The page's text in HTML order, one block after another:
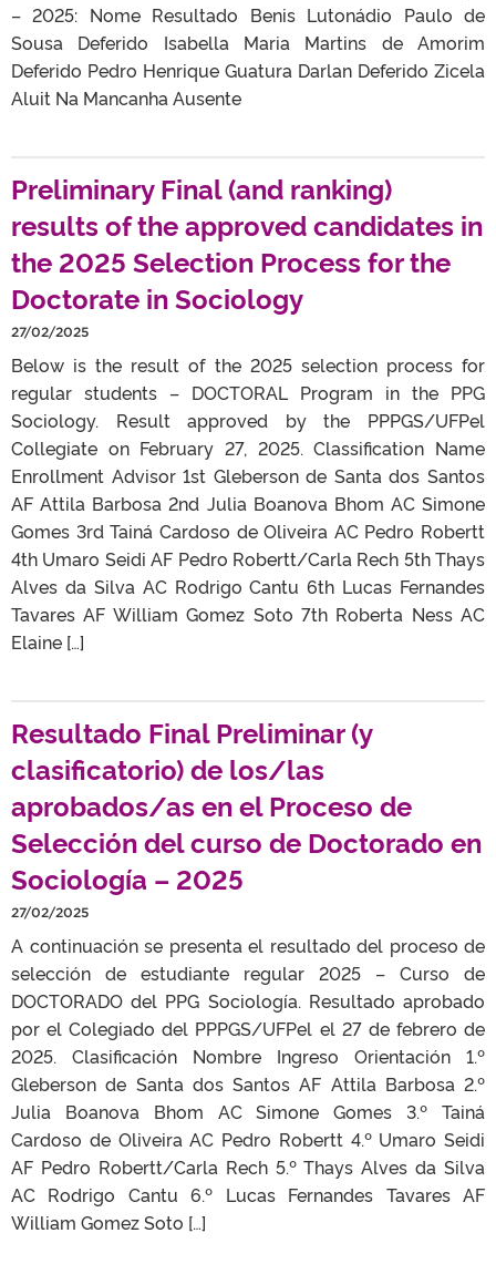
– 2025: Nome Resultado Benis Lutonádio Paulo de
Sousa Deferido Isabella Maria Martins de Amorim
Deferido Pedro Henrique Guatura Darlan Deferido Zicela
Aluit Na Mancanha Ausente
Preliminary Final (and ranking)
results of the approved candidates in
the 2025 Selection Process for the
Doctorate in Sociology
27/02/2025
Below is the result of the 2025 selection process for
regular students – DOCTORAL Program in the PPG
Sociology. Result approved by the PPPGS/UFPel
Collegiate on February 27, 2025. Classification Name
Enrollment Advisor 1st Gleberson de Santa dos Santos
AF Attila Barbosa 2nd Julia Boanova Bhom AC Simone
Gomes 3rd Tainá Cardoso de Oliveira AC Pedro Robertt
4th Umaro Seidi AF Pedro Robertt/Carla Rech 5th Thays
Alves da Silva AC Rodrigo Cantu 6th Lucas Fernandes
Tavares AF William Gomez Soto 7th Roberta Ness AC
Elaine […]
Resultado Final Preliminar (y
clasificatorio) de los/las
aprobados/as en el Proceso de
Selección del curso de Doctorado en
Sociología – 2025
27/02/2025
A continuación se presenta el resultado del proceso de
selección de estudiante regular 2025 – Curso de
DOCTORADO del PPG Sociología. Resultado aprobado
por el Colegiado del PPPGS/UFPel el 27 de febrero de
2025. Clasificación Nombre Ingreso Orientación 1.º
Gleberson de Santa dos Santos AF Attila Barbosa 2.º
Julia Boanova Bhom AC Simone Gomes 3.º Tainá
Cardoso de Oliveira AC Pedro Robertt 4.º Umaro Seidi
AF Pedro Robertt/Carla Rech 5.º Thays Alves da Silva
AC Rodrigo Cantu 6.º Lucas Fernandes Tavares AF
William Gomez Soto […]